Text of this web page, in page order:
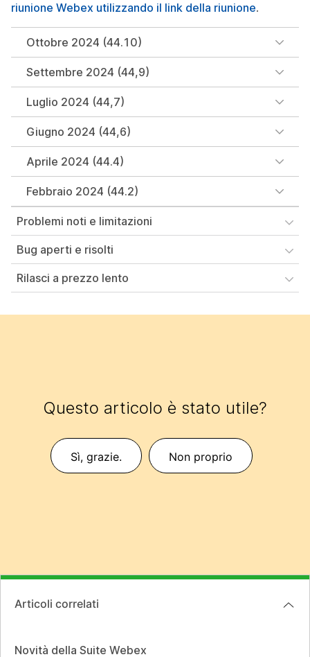
riunione Webex utilizzando il link della riunione.
Ottobre 2024 (44.10)
Settembre 2024 (44,9)
Luglio 2024 (44,7)
Giugno 2024 (44,6)
Aprile 2024 (44.4)
Febbraio 2024 (44.2)
Problemi noti e limitazioni
Bug aperti e risolti
Rilasci a prezzo lento
Questo articolo è stato utile?
Sì, grazie. Non proprio
Articoli correlati
Novità della Suite Webex